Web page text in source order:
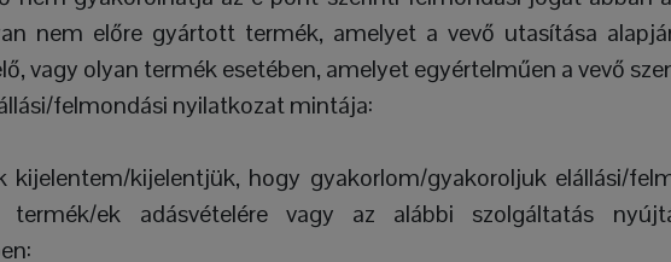
nem előre gyártott termék, amelyet a vevő utasítása
vagy olyan termék esetében, amelyet egyértelműen a vevő
felmondási nyilatkozat mintája:
kijelentem/kijelentjük, hogy gyakorlom/gyakoroljuk elállási/
ek adásvételére vagy az alábbi szolgáltatás